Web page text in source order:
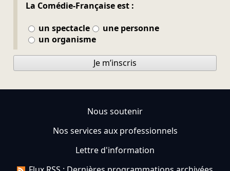
La Comédie-Française est :
un spectacle
une personne
un organisme
Je m’inscris
Nous soutenir
Nos services aux professionnels
Lettre d'information